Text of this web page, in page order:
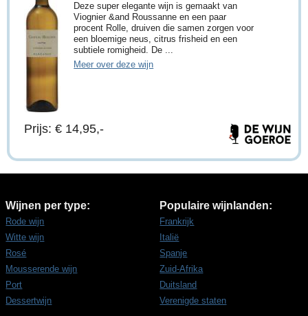
Deze super elegante wijn is gemaakt van
Viognier &and Roussanne en een paar
procent Rolle, druiven die samen zorgen voor
een bloemige neus, citrus frisheid en een
subtiele romigheid. De ...
Meer over deze wijn
Prijs: € 14,95,-
Wijnen per type:
Rode wijn
Witte wijn
Rosé
Mousserende wijn
Port
Dessertwijn
Populaire wijnlanden:
Frankrijk
Italië
Spanje
Zuid-Afrika
Duitsland
Verenigde staten